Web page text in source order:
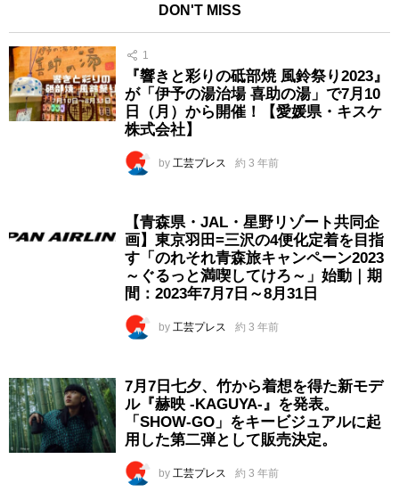
DON'T MISS
1
『響きと彩りの砥部焼 風鈴祭り2023』
が「伊予の湯治場 喜助の湯」で7月10
日（月）から開催！【愛媛県・キスケ
株式会社】
by 工芸プレス 約 3 年前
【青森県・JAL・星野リゾート共同企
画】東京羽田=三沢の4便化定着を目指
す「のれそれ青森旅キャンペーン2023
～ぐるっと満喫してけろ～」始動｜期
間：2023年7月7日～8月31日
by 工芸プレス 約 3 年前
7月7日七夕、竹から着想を得た新モデ
ル『赫映 -KAGUYA-』を発表。
「SHOW-GO」をキービジュアルに起
用した第二弾として販売決定。
by 工芸プレス 約 3 年前